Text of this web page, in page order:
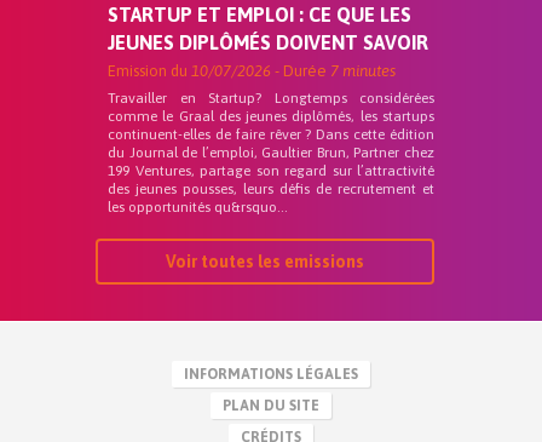
STARTUP ET EMPLOI : CE QUE LES
JEUNES DIPLÔMÉS DOIVENT SAVOIR
Emission du 10/07/2026 - Durée 7 minutes
Travailler en Startup? Longtemps considérées
comme le Graal des jeunes diplômés, les startups
continuent-elles de faire rêver ? Dans cette édition
du Journal de l’emploi, Gaultier Brun, Partner chez
199 Ventures, partage son regard sur l’attractivité
des jeunes pousses, leurs défis de recrutement et
les opportunités qu&rsquo...
Voir toutes les emissions
INFORMATIONS LÉGALES
PLAN DU SITE
CRÉDITS